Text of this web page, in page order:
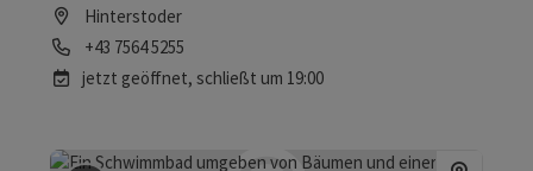
Region.Hinterstoder
Telefon
+43 7564 5255
jetzt geöffnet, schließt um 19:00